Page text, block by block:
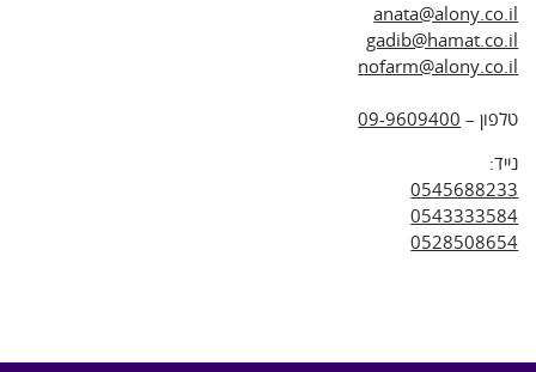
anata@alony.co.il
gadib@hamat.co.il
nofarm@alony.co.il
טלפון – 09-9609400
נייד:
0545688233
0543333584
0528508654